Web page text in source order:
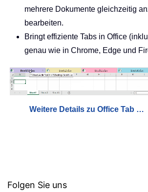
mehrere Dokumente gleichzeitig
bearbeiten.
Bringt effiziente Tabs in Office
genau wie in Chrome, Edge und
Weitere Details zu Office Tab …
Folgen Sie uns